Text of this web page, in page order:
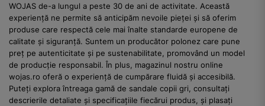
WOJAS de-a lungul a peste 30 de ani de activitate. Această
experiență ne permite să anticipăm nevoile pieței și să oferim
produse care respectă cele mai înalte standarde europene de
calitate și siguranță. Suntem un producător polonez care pune
preț pe autenticitate și pe sustenabilitate, promovând un model
de producție responsabil. În plus, magazinul nostru online
wojas.ro oferă o experiență de cumpărare fluidă și accesibilă.
Puteți explora întreaga gamă de sandale copii gri, consultați
descrierile detaliate și specificațiile fiecărui produs, și plasați